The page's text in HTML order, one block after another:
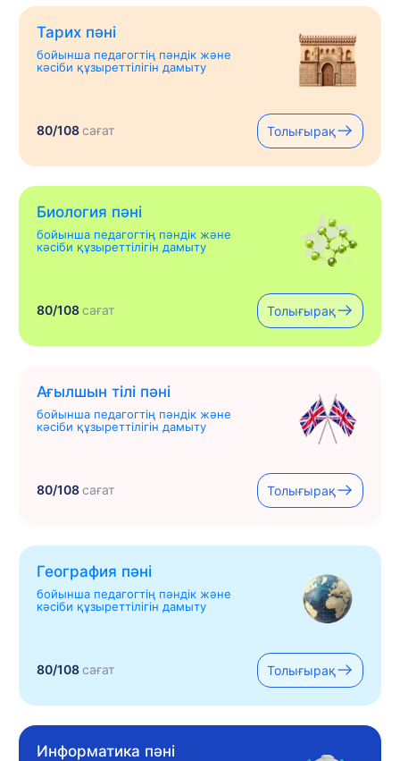
Тарих пәні
бойынша педагогтің пәндік және
кәсіби құзыреттілігін дамыту
80/108сағат Толығырақ
Биология пәні
бойынша педагогтің пәндік және
кәсіби құзыреттілігін дамыту
80/108сағат Толығырақ
Ағылшын тілі пәні
бойынша педагогтің пәндік және
кәсіби құзыреттілігін дамыту
80/108сағат Толығырақ
География пәні
бойынша педагогтің пәндік және
кәсіби құзыреттілігін дамыту
80/108сағат Толығырақ
Информатика пәні